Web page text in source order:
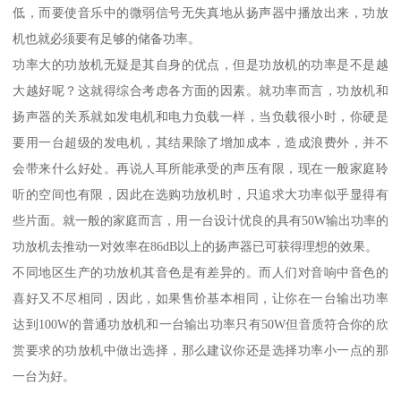
低，而要使音乐中的微弱信号无失真地从扬声器中播放出来，功放
机也就必须要有足够的储备功率。
功率大的功放机无疑是其自身的优点，但是功放机的功率是不是越
大越好呢？这就得综合考虑各方面的因素。就功率而言，功放机和
扬声器的关系就如发电机和电力负载一样，当负载很小时，你硬是
要用一台超级的发电机，其结果除了增加成本，造成浪费外，并不
会带来什么好处。再说人耳所能承受的声压有限，现在一般家庭聆
听的空间也有限，因此在选购功放机时，只追求大功率似乎显得有
些片面。就一般的家庭而言，用一台设计优良的具有50W输出功率的
功放机去推动一对效率在86dB以上的扬声器已可获得理想的效果。
不同地区生产的功放机其音色是有差异的。而人们对音响中音色的
喜好又不尽相同，因此，如果售价基本相同，让你在一台输出功率
达到100W的普通功放机和一台输出功率只有50W但音质符合你的欣
赏要求的功放机中做出选择，那么建议你还是选择功率小一点的那
一台为好。